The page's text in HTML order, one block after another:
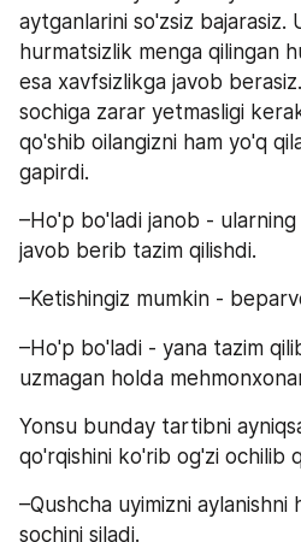
aytganlarini so'zsiz bajarasiz.
hurmatsizlik menga qilingan
esa xavfsizlikga javob
sochiga zarar yetmasligi
qo'shib oilangizni ham yo'q
gapirdi.
–Ho'p bo'ladi janob - ularning
javob berib tazim qilishdi.
–Ketishingiz mumkin -
–Ho'p bo'ladi - yana tazim
uzmagan holda
Yonsu bunday tartibni
qo'rqishini ko'rib og'zi ochilib
–Qushcha uyimizni aylanishni
sochini siladi.